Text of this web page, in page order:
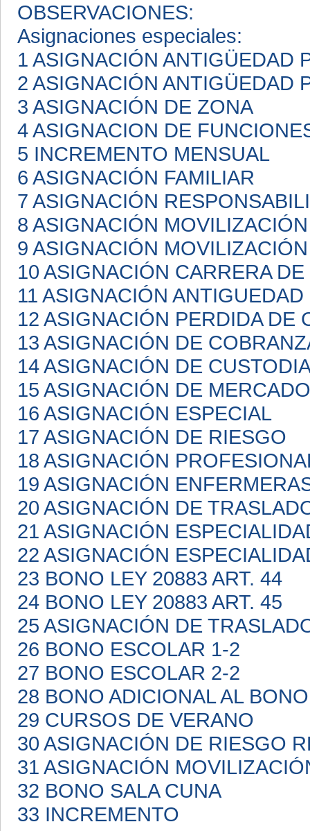
OBSERVACIONES:
Asignaciones especiales:
1 ASIGNACIÓN ANTIGÜEDAD
2 ASIGNACIÓN ANTIGÜEDAD
3 ASIGNACIÓN DE ZONA
4 ASIGNACION DE
5 INCREMENTO MENSUAL
6 ASIGNACIÓN FAMILIAR
7 ASIGNACIÓN
8 ASIGNACIÓN MOVILIZACIÓN
9 ASIGNACIÓN
10 ASIGNACIÓN CARRERA
11 ASIGNACIÓN
12 ASIGNACIÓN PERDIDA DE
13 ASIGNACIÓN DE
14 ASIGNACIÓN DE
15 ASIGNACIÓN DE MERCADO
16 ASIGNACIÓN ESPECIAL
17 ASIGNACIÓN DE RIESGO
18 ASIGNACIÓN
19 ASIGNACIÓN
20 ASIGNACIÓN DE
21 ASIGNACIÓN
22 ASIGNACIÓN
23 BONO LEY 20883 ART. 44
24 BONO LEY 20883 ART. 45
25 ASIGNACIÓN DE
26 BONO ESCOLAR 1-2
27 BONO ESCOLAR 2-2
28 BONO ADICIONAL AL
29 CURSOS DE VERANO
30 ASIGNACIÓN DE RIESGO
31 ASIGNACIÓN
32 BONO SALA CUNA
33 INCREMENTO